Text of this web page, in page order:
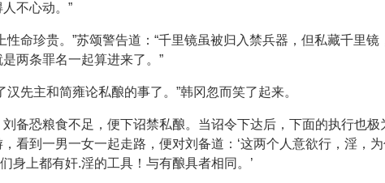
不心动。”
命珍贵。”苏颂警告道：“千里镜虽被归入禁兵器，但私藏千里镜
两条罪名一起算进来了。”
先主和简雍论私酿的事了。”韩冈忽而笑了起来。
备恐粮食不足，便下诏禁私酿。当诏令下达后，下面的执行也
看到一男一女一起走路，便对刘备道：‘这两个人意欲行，淫，
身上都有奸.淫的工具！与有酿具者相同。’